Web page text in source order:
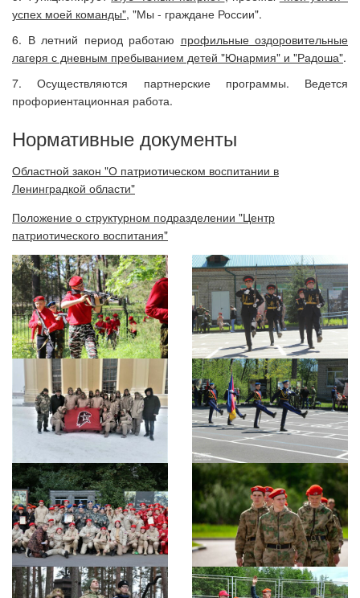
успех моей команды", "Мы - граждане России".
6. В летний период работаю профильные оздоровительные
лагеря с дневным пребыванием детей "Юнармия" и "Радоша".
7. Осуществляются партнерские программы. Ведется
профориентационная работа.
Нормативные документы
Областной закон "О патриотическом воспитании в
Ленинградкой области"
Положение о структурном подразделении "Центр
патриотического воспитания"